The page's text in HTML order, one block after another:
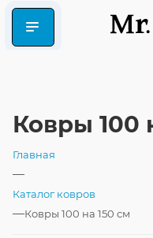
Ковры 100
Главная
—
Каталог ковров
—Ковры 100 на 150 см